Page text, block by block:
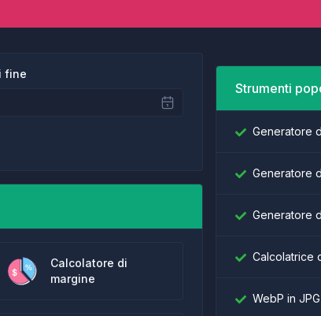
fine
Calcolatore di
margine
Strumenti
Generatore
Calcolatrice
WebP in JPG